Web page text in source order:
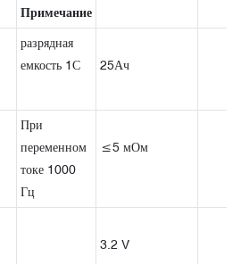
Примечание
разрядная
емкость 1С
25Ач
При
переменном
токе 1000
Гц
≤5 мОм
3.2 V